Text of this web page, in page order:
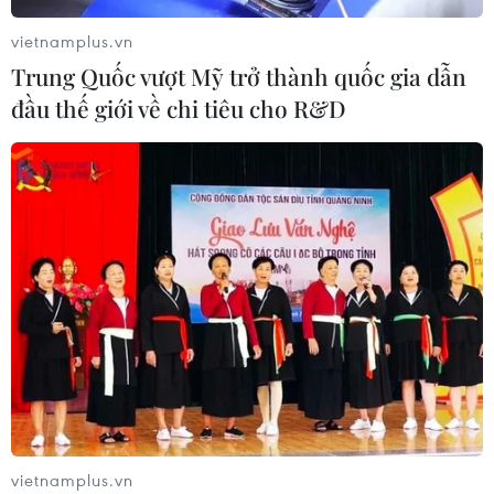
CƠ QUAN CHỦ QUẢN: THÔNG TẤN XÃ VIỆT NAM
Tổng Biên tập: TRẦN TIẾN DUẨN
Phó Tổng Biên tập: NGUYỄN THỊ TÁM, KHÚC THANH
Sở hữu trí tuệ
Quy định sử dụng
RSS
Hỗ trợ
Ngôn ngữ
TTXVN
Dịch vụ tin
Quảng cáo
Liên hệ
vietnamplus.vn
Trung Quốc vượt Mỹ trở thành quốc gia dẫn
đầu thế giới về chi tiêu cho R&D
vietnamplus.vn